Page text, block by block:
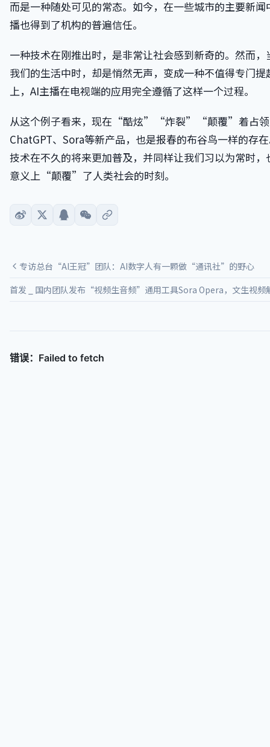
而是一种随处可见的常态。如今，在一些城市的主要新闻
播也得到了机构的普遍信任。
一种技术在刚推出时，是非常让社会感到新奇的。然而
我们的生活中时，却是悄然无声，变成一种不值得专门
上，AI主播在电视端的应用完全遵循了这样一个过程。
从这个例子看来，现在“酷炫”“炸裂”“颠覆”着占领
ChatGPT、Sora等新产品，也是报春的布谷鸟一样的存
技术在不久的将来更加普及，并同样让我们习以为常时，
意义上“颠覆”了人类社会的时刻。
专访总台“AI王冠”团队：AI数字人有一颗做“通讯社”的野心
首发 _ 国内团队发布“视频生音频”通用工具Sora Opera，文生视